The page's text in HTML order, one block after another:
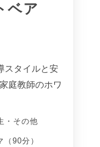
ベア
スタイルと安
庭教師のホワ
・ その他
90分）